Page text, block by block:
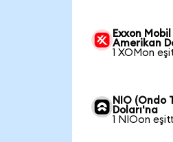
Exxon
Amerikan
1 XOMon
NIO (Ondo
Doları'na
1 NIOon